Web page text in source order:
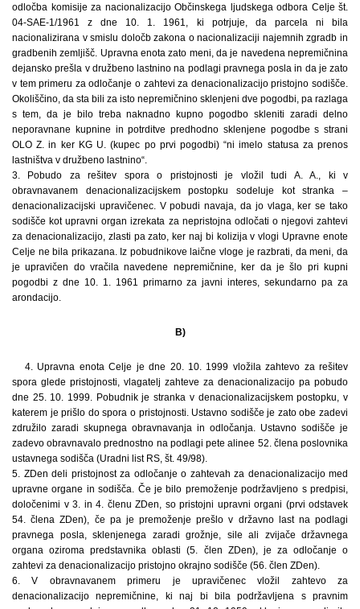
odločba komisije za nacionalizacijo Občinskega ljudskega odbora Celje št.
04-SAE-1/1961 z dne 10. 1. 1961, ki potrjuje, da parcela ni bila
nacionalizirana v smislu določb zakona o nacionalizaciji najemnih zgradb in
gradbenih zemljišč. Upravna enota zato meni, da je navedena nepremičnina
dejansko prešla v družbeno lastnino na podlagi pravnega posla in da je zato
v tem primeru za odločanje o zahtevi za denacionalizacijo pristojno sodišče.
Okoliščino, da sta bili za isto nepremičnino sklenjeni dve pogodbi, pa razlaga
s tem, da je bilo treba naknadno kupno pogodbo skleniti zaradi delno
neporavnane kupnine in potrditve predhodno sklenjene pogodbe s strani
OLO Z. in ker KG U. (kupec po prvi pogodbi) “ni imelo statusa za prenos
lastništva v družbeno lastnino“.
3. Pobudo za rešitev spora o pristojnosti je vložil tudi A. A., ki v
obravnavanem denacionalizacijskem postopku sodeluje kot stranka –
denacionalizacijski upravičenec. V pobudi navaja, da jo vlaga, ker se tako
sodišče kot upravni organ izrekata za nepristojna odločati o njegovi zahtevi
za denacionalizacijo, zlasti pa zato, ker naj bi kolizija v vlogi Upravne enote
Celje ne bila prikazana. Iz pobudnikove laične vloge je razbrati, da meni, da
je upravičen do vračila navedene nepremičnine, ker da je šlo pri kupni
pogodbi z dne 10. 1. 1961 primarno za javni interes, sekundarno pa za
arondacijo.
B)
4. Upravna enota Celje je dne 20. 10. 1999 vložila zahtevo za rešitev
spora glede pristojnosti, vlagatelj zahteve za denacionalizacijo pa pobudo
dne 25. 10. 1999. Pobudnik je stranka v denacionalizacijskem postopku, v
katerem je prišlo do spora o pristojnosti. Ustavno sodišče je zato obe zadevi
združilo zaradi skupnega obravnavanja in odločanja. Ustavno sodišče je
zadevo obravnavalo prednostno na podlagi pete alinee 52. člena poslovnika
ustavnega sodišča (Uradni list RS, št. 49/98).
5. ZDen deli pristojnost za odločanje o zahtevah za denacionalizacijo med
upravne organe in sodišča. Če je bilo premoženje podržavljeno s predpisi,
določenimi v 3. in 4. členu ZDen, so pristojni upravni organi (prvi odstavek
54. člena ZDen), če pa je premoženje prešlo v državno last na podlagi
pravnega posla, sklenjenega zaradi grožnje, sile ali zvijače državnega
organa oziroma predstavnika oblasti (5. člen ZDen), je za odločanje o
zahtevi za denacionalizacijo pristojno okrajno sodišče (56. člen ZDen).
6. V obravnavanem primeru je upravičenec vložil zahtevo za
denacionalizacijo nepremičnine, ki naj bi bila podržavljena s pravnim